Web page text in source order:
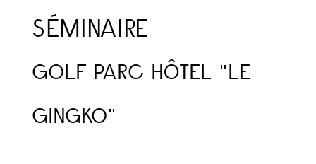
SÉMINAIRE
GOLF PARC HÔTEL "LE
GINGKO"